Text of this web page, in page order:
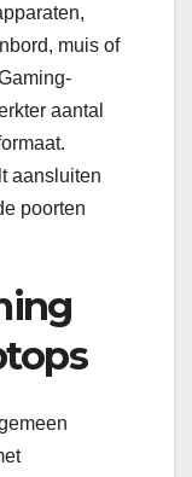
muis of
aantal
aansluiten
poorten